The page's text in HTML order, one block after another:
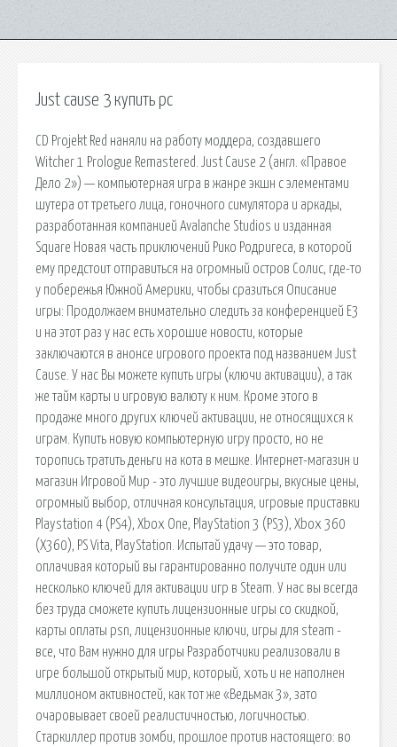
Just cause 3 купить pc
CD Projekt Red наняли на работу моддера, создавшего
Witcher 1 Prologue Remastered. Just Cause 2 (англ. «Правое
Дело 2») — компьютерная игра в жанре экшн с элементами
шутера от третьего лица, гоночного симулятора и аркады,
разработанная компанией Avalanche Studios и изданная
Square Новая часть приключений Рико Родригеса, в которой
ему предстоит отправиться на огромный остров Солис, где-то
у побережья Южной Америки, чтобы сразиться Описание
игры: Продолжаем внимательно следить за конференцией Е3
и на этот раз у нас есть хорошие новости, которые
заключаются в анонсе игрового проекта под названием Just
Cause. У нас Вы можете купить игры (ключи активации), а так
же тайм карты и игровую валюту к ним. Кроме этого в
продаже много других ключей активации, не относящихся к
играм. Купить новую компьютерную игру просто, но не
торопись тратить деньги на кота в мешке. Интернет-магазин и
магазин Игровой Мир - это лучшие видеоигры, вкусные цены,
огромный выбор, отличная консультация, игровые приставки
Playstation 4 (PS4), Xbox One, PlayStation 3 (PS3), Xbox 360
(X360), PS Vita, PlayStation. Испытай удачу — это товар,
оплачивая который вы гарантированно получите один или
несколько ключей для активации игр в Steam. У нас вы всегда
без труда сможете купить лицензионные игры со скидкой,
карты оплаты psn, лицензионные ключи, игры для steam -
все, что Вам нужно для игры Разработчики реализовали в
игре большой открытый мир, который, хоть и не наполнен
миллионом активностей, как тот же «Ведьмак 3», зато
очаровывает своей реалистичностью, логичностью.
Старкиллер против зомби, прошлое против настоящего: во